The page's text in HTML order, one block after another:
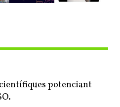
potenciant